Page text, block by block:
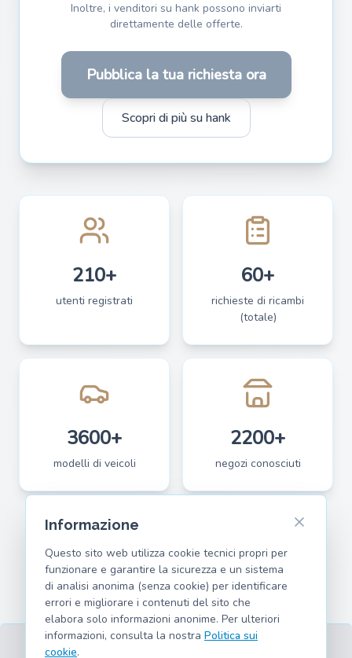
Inoltre, i venditori su hank possono inviarti
direttamente delle offerte.
Pubblica la tua richiesta ora
Scopri di più su hank
210+
utenti registrati
60+
richieste di ricambi
(totale)
3600+
modelli di veicoli
2200+
negozi conosciuti
Informazione
Questo sito web utilizza cookie tecnici propri per
funzionare e garantire la sicurezza e un sistema
di analisi anonima (senza cookie) per identificare
errori e migliorare i contenuti del sito che
elabora solo informazioni anonime. Per ulteriori
informazioni, consulta la nostra Politica sui
cookie.